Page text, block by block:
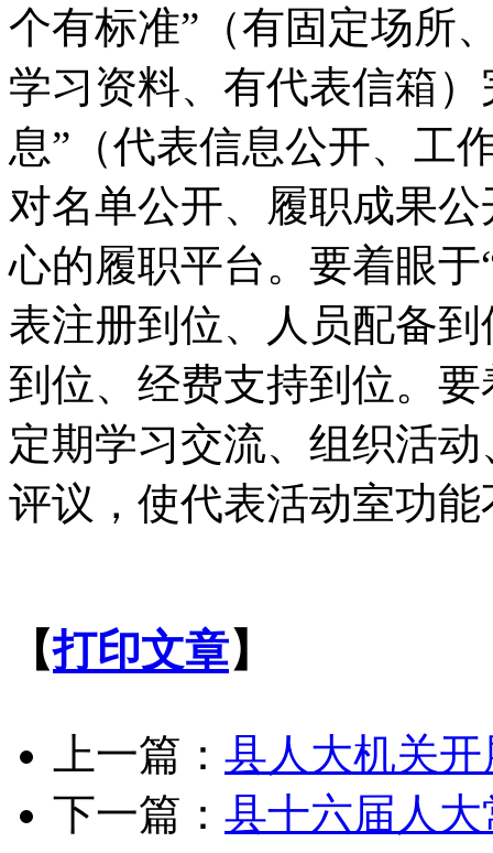
个有标准”（有固定场所
学习资料、有代表信箱
息”（代表信息公开、工
对名单公开、履职成果
心的履职平台。要着眼于
表注册到位、人员配备
到位、经费支持到位。
定期学习交流、组织活
评议，使代表活动室功
【打印文章】
上一篇： 县人大机关
下一篇： 县十六届人